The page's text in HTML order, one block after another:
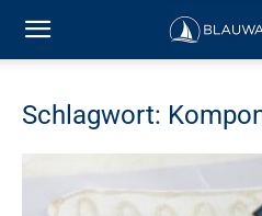
Schlagwort: